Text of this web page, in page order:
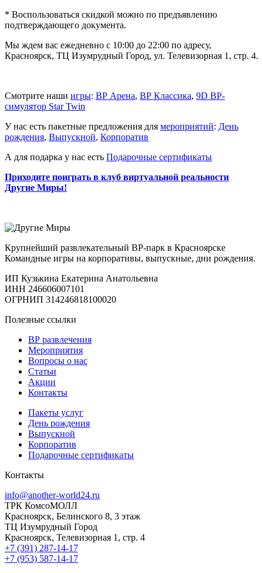
* Воспользоваться скидкой можно по предъявлению
подтверждающего документа.
Мы ждем вас ежедневно с 10:00 до 22:00 по адресу,
Красноярск, ТЦ Изумрудный Город, ул. Телевизорная 1, стр. 4.
Смотрите наши игры: ВР Арена, ВР Классика, 9D ВР-
симулятор Star Twin
У нас есть пакетные предложения для мероприятий: День
рождения, Выпускной, Корпоратив
А для подарка у нас есть Подарочные сертификаты
Приходите поиграть в клуб виртуальной реальности
Другие Миры!
Крупнейший развлекательный ВР-парк в Красноярске
Командные игры на корпоративы, выпускные, дни рождения.
ИП Кузькина Екатерина Анатольевна
ИНН 246606007101
ОГРНИП 314246818100020
Полезные ссылки
ВР развлечения
Мероприятия
Вопросы о нас
Статьи
Акции
Контакты
Пакеты услуг
День рождения
Выпускной
Корпоратив
Подарочные сертификаты
Контакты
info@another-world24.ru
ТРК КомсоМОЛЛ
Красноярск, Белинского 8, 3 этаж
ТЦ Изумрудный Город
Красноярск, Телевизорная 1, стр. 4
+7 (391) 287-14-17
+7 (953) 587-14-17